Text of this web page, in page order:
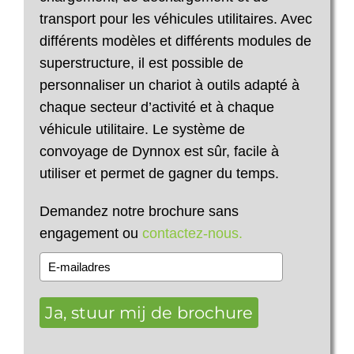
transport pour les véhicules utilitaires. Avec
différents modèles et différents modules de
superstructure, il est possible de
personnaliser un chariot à outils adapté à
chaque secteur d’activité et à chaque
véhicule utilitaire. Le système de
convoyage de Dynnox est sûr, facile à
utiliser et permet de gagner du temps.
Demandez notre brochure sans
engagement ou contactez-nous.
Ja, stuur mij de brochure